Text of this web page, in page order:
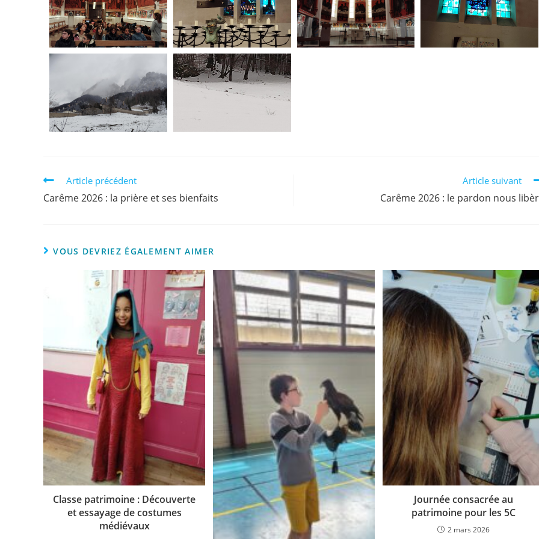
Article précédent
Carême 2026 : la prière et ses bienfaits
Article suivant
Carême 2026 : le pardon nous
VOUS DEVRIEZ ÉGALEMENT AIMER
Classe patrimoine : Découverte
et essayage de costumes
médiévaux
Journée consacrée au
patrimoine pour les 5C
2 mars 2026